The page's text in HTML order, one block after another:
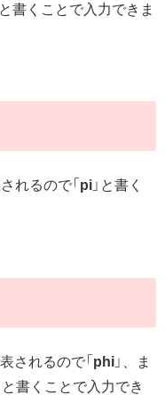
と書くことで入力できま
れるので「 pi 」と書く
されるので「 phi 」、ま
と書くことで入力でき